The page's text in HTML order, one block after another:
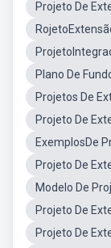
Projeto De
Plano De
Projetos De
Projeto De
ExemplosDe
Projeto De
Modelo De
Projeto De
Projeto De